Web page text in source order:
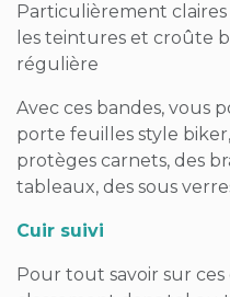
Particulièrement
les teintures et croûte
régulière
Avec ces bandes, vous
porte feuilles style
protèges carnets, des
tableaux, des sous
Cuir suivi
Pour tout savoir sur